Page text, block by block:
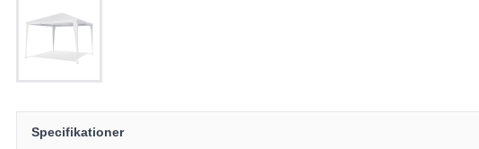
Specifikationer